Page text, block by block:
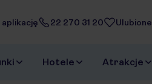
22 270 31 20 Ulubione
Hotele Atrakcje